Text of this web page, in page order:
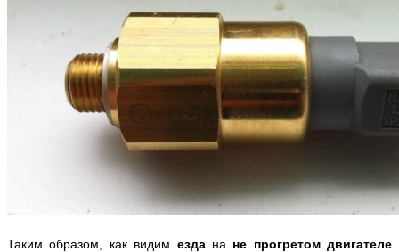
Таким образом, как видим ездана не прогретом двигателе